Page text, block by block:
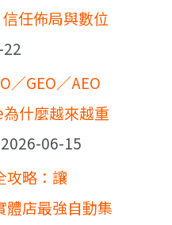
任佈局與數位
／GEO／AEO
什麼越來越重
2026-06-15
攻略：讓
體店最強自動集